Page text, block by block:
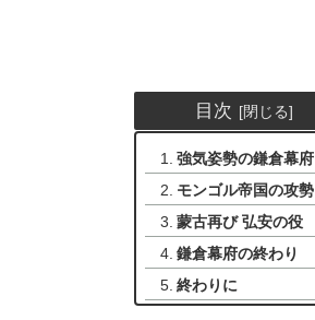
目次
強気姿勢の鎌倉幕府
モンゴル帝国の攻勢
蒙古再び 弘安の役
鎌倉幕府の終わり
終わりに